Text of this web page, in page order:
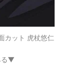
カット 虎杖悠仁
る▼